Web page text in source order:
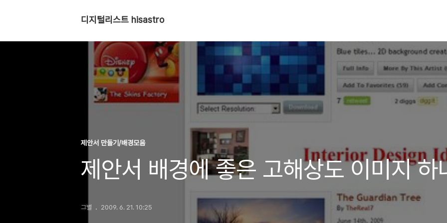
디지털리스트 hisastro
제안서 만들기/배경모음
제안서 배경에 좋은 고해상도 이미지 하
그별 2009. 6. 21. 10:25